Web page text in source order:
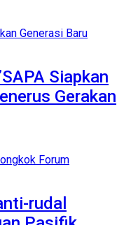
Siapkan
Gerakan
rudal